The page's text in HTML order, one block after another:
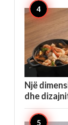
Një
dhe